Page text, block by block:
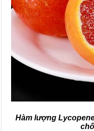
Hàm lượng